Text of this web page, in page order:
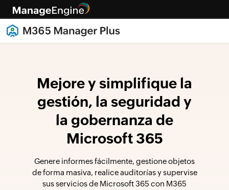
Mejore y simplifique la
gestión, la seguridad y
la gobernanza de
Microsoft 365
Genere informes fácilmente, gestione objetos
de forma masiva, realice auditorías y supervise
sus servicios de Microsoft 365 con M365